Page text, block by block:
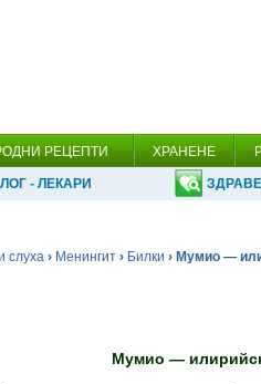
РЕЦЕПТИ ХРАНЕНЕ
- ЛЕКАРИ
слуха › Менингит › Билки › Мумио —
Мумио —